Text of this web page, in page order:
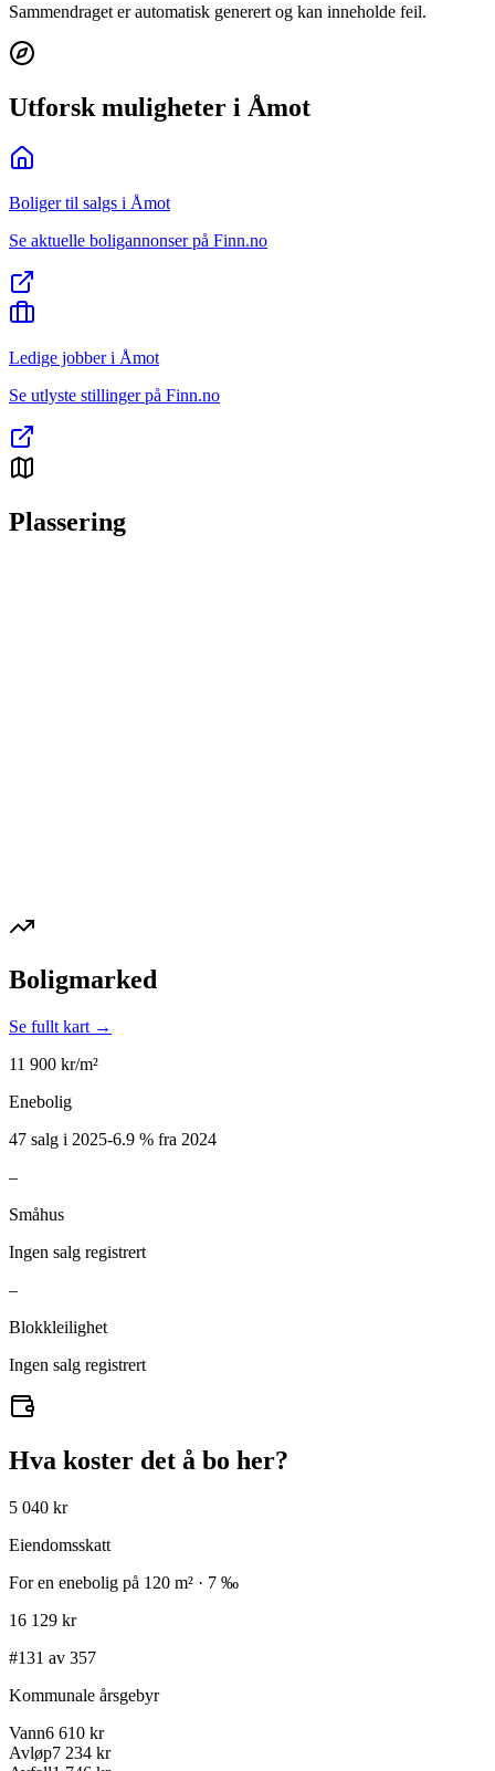
Sammendraget er automatisk generert og kan inneholde feil.
Utforsk muligheter i Åmot
Boliger til salgs i Åmot
Se aktuelle boligannonser på Finn.no
Ledige jobber i Åmot
Se utlyste stillinger på Finn.no
Plassering
Boligmarked
Se fullt kart →
11 900 kr/m²
Enebolig
47 salg i 2025-6.9 % fra 2024
–
Småhus
Ingen salg registrert
–
Blokkleilighet
Ingen salg registrert
Hva koster det å bo her?
5 040 kr
Eiendomsskatt
For en enebolig på 120 m² · 7 ‰
16 129 kr
#131 av 357
Kommunale årsgebyr
Vann6 610 kr
Avløp7 234 kr